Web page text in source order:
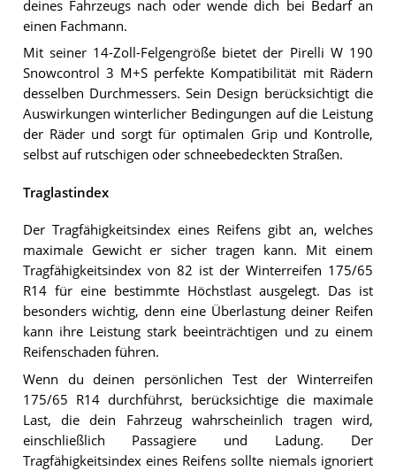
deines Fahrzeugs nach oder wende dich bei Bedarf an
einen Fachmann.
Mit seiner 14-Zoll-Felgengröße bietet der Pirelli W 190
Snowcontrol 3 M+S perfekte Kompatibilität mit Rädern
desselben Durchmessers. Sein Design berücksichtigt die
Auswirkungen winterlicher Bedingungen auf die Leistung
der Räder und sorgt für optimalen Grip und Kontrolle,
selbst auf rutschigen oder schneebedeckten Straßen.
Traglastindex
Der Tragfähigkeitsindex eines Reifens gibt an, welches
maximale Gewicht er sicher tragen kann. Mit einem
Tragfähigkeitsindex von 82 ist der Winterreifen 175/65
R14 für eine bestimmte Höchstlast ausgelegt. Das ist
besonders wichtig, denn eine Überlastung deiner Reifen
kann ihre Leistung stark beeinträchtigen und zu einem
Reifenschaden führen.
Wenn du deinen persönlichen Test der Winterreifen
175/65 R14 durchführst, berücksichtige die maximale
Last, die dein Fahrzeug wahrscheinlich tragen wird,
einschließlich Passagiere und Ladung. Der
Tragfähigkeitsindex eines Reifens sollte niemals ignoriert